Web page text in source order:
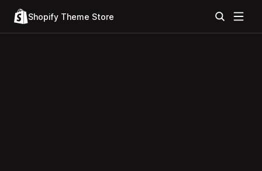
Shopify Theme Store